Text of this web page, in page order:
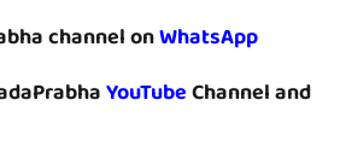
channel onWhatsApp
YouTubeChannel and